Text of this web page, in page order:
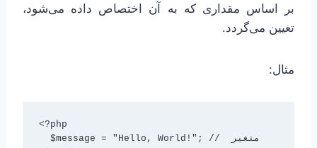
بر اساس مقداری که به آن اختصاص داده می‌شود،
تعیین می‌گردد.
مثال:
<?php